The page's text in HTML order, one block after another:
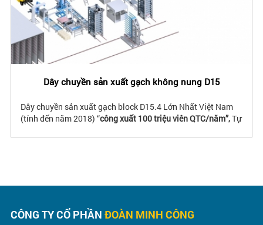
Dây chuyền sản xuất gạch không nung D15
Dây chuyền sản xuất gạch block D15.4 Lớn Nhất Việt Nam
(tính đến năm 2018) “công xuất 100 triệu viên QTC/năm”,Tự
CÔNG TY CỔ PHẦN ĐOÀN MINH CÔNG